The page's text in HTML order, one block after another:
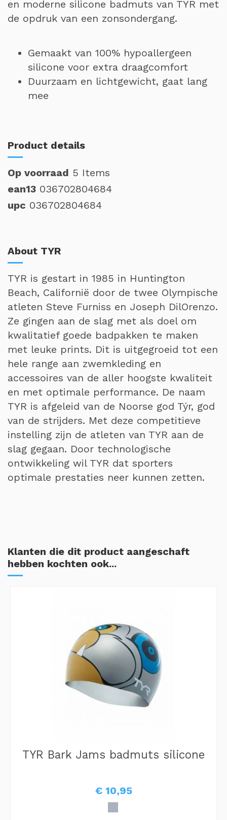
en moderne silicone badmuts van TYR met
de opdruk van een zonsondergang.
Gemaakt van 100% hypoallergeen
silicone voor extra draagcomfort
Duurzaam en lichtgewicht, gaat lang
mee
Product details
Op voorraad 5 Items
ean13 036702804684
upc 036702804684
About TYR
TYR is gestart in 1985 in Huntington
Beach, Californië door de twee Olympische
atleten Steve Furniss en Joseph DilOrenzo.
Ze gingen aan de slag met als doel om
kwalitatief goede badpakken te maken
met leuke prints. Dit is uitgegroeid tot een
hele range aan zwemkleding en
accessoires van de aller hoogste kwaliteit
en met optimale performance. De naam
TYR is afgeleid van de Noorse god Týr, god
van de strijders. Met deze competitieve
instelling zijn de atleten van TYR aan de
slag gegaan. Door technologische
ontwikkeling wil TYR dat sporters
optimale prestaties neer kunnen zetten.
Klanten die dit product aangeschaft
hebben kochten ook...
TYR Bark Jams badmuts silicone
€ 10,95